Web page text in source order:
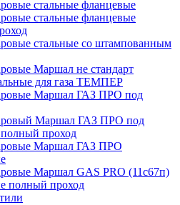
стальные фланцевые
стальные фланцевые
стальные со штампованным
Маршал не стандарт
для газа ТЕМПЕР
Маршал ГАЗ ПРО под
Маршал ГАЗ ПРО под
проход
Маршал ГАЗ ПРО
Маршал GAS PRO (11с67п)
полный проход